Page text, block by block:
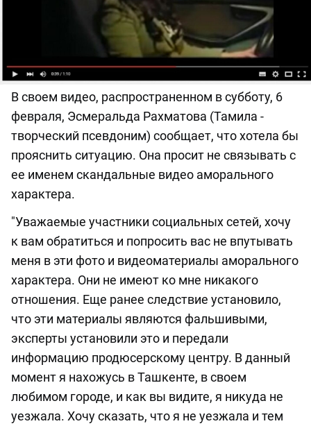
В своем видео, распространенном в субботу, 6
февраля, Эсмеральда Рахматова (Тамила -
творческий псевдоним) сообщает, что хотела бы
прояснить ситуацию. Она просит не связывать с
ее именем скандальные видео аморального
характера.
"Уважаемые участники социальных сетей, хочу
к вам обратиться и попросить вас не впутывать
меня в эти фото и видеоматериалы аморального
характера. Они не имеют ко мне никакого
отношения. Еще ранее следствие установило,
что эти материалы являются фальшивыми,
эксперты установили это и передали
информацию продюсерскому центру. В данный
момент я нахожусь в Ташкенте, в своем
любимом городе, и как вы видите, я никуда не
уезжала. Хочу сказать, что я не уезжала и тем